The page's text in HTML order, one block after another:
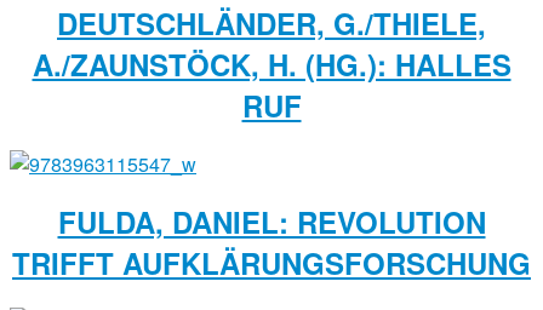
DEUTSCHLÄNDER, G./THIELE,
A./ZAUNSTÖCK, H. (HG.): HALLES
RUF
FULDA, DANIEL: REVOLUTION
TRIFFT AUFKLÄRUNGSFORSCHUNG